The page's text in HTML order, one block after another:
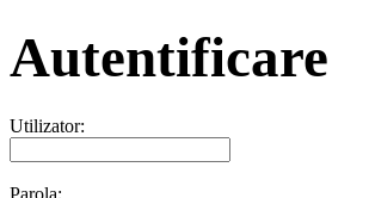
Autentificare
Utilizator:
Parola: